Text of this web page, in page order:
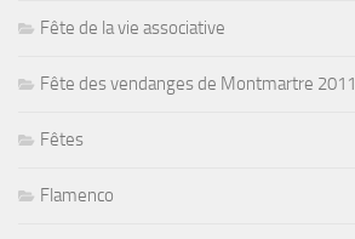
Fête de la vie associative
Fête des vendanges de Montmartre 2011
Fêtes
Flamenco